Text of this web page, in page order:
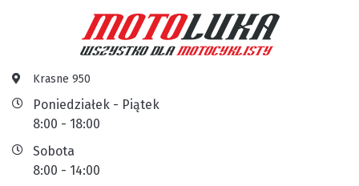
Krasne 950
Poniedziałek - Piątek
8:00 - 18:00
Sobota
8:00 - 14:00